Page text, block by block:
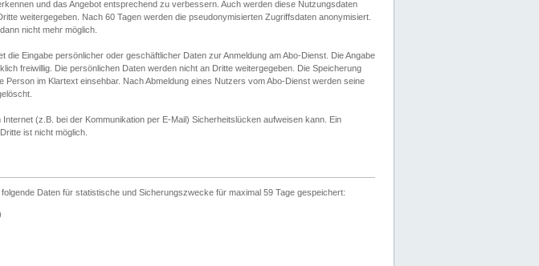
und das Angebot entsprechend zu verbessern. Auch werden diese Nutzungsdaten
weitergegeben. Nach 60 Tagen werden die pseudonymisierten Zugriffsdaten anonymisiert.
nicht mehr möglich.
die Eingabe persönlicher oder geschäftlicher Daten zur Anmeldung am Abo-Dienst. Die Angabe
freiwillig. Die persönlichen Daten werden nicht an Dritte weitergegeben. Die Speicherung
im Klartext einsehbar. Nach Abmeldung eines Nutzers vom Abo-Dienst werden seine
(z.B. bei der Kommunikation per E-Mail) Sicherheitslücken aufweisen kann. Ein
ist nicht möglich.
Daten für statistische und Sicherungszwecke für maximal 59 Tage gespeichert: